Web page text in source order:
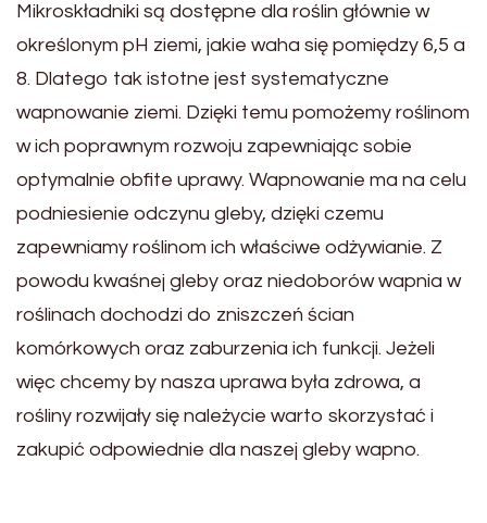
Mikroskładniki są dostępne dla roślin głównie w
określonym pH ziemi, jakie waha się pomiędzy 6,5 a
8. Dlatego tak istotne jest systematyczne
wapnowanie ziemi. Dzięki temu pomożemy roślinom
w ich poprawnym rozwoju zapewniając sobie
optymalnie obfite uprawy. Wapnowanie ma na celu
podniesienie odczynu gleby, dzięki czemu
zapewniamy roślinom ich właściwe odżywianie. Z
powodu kwaśnej gleby oraz niedoborów wapnia w
roślinach dochodzi do zniszczeń ścian
komórkowych oraz zaburzenia ich funkcji. Jeżeli
więc chcemy by nasza uprawa była zdrowa, a
rośliny rozwijały się należycie warto skorzystać i
zakupić odpowiednie dla naszej gleby wapno.